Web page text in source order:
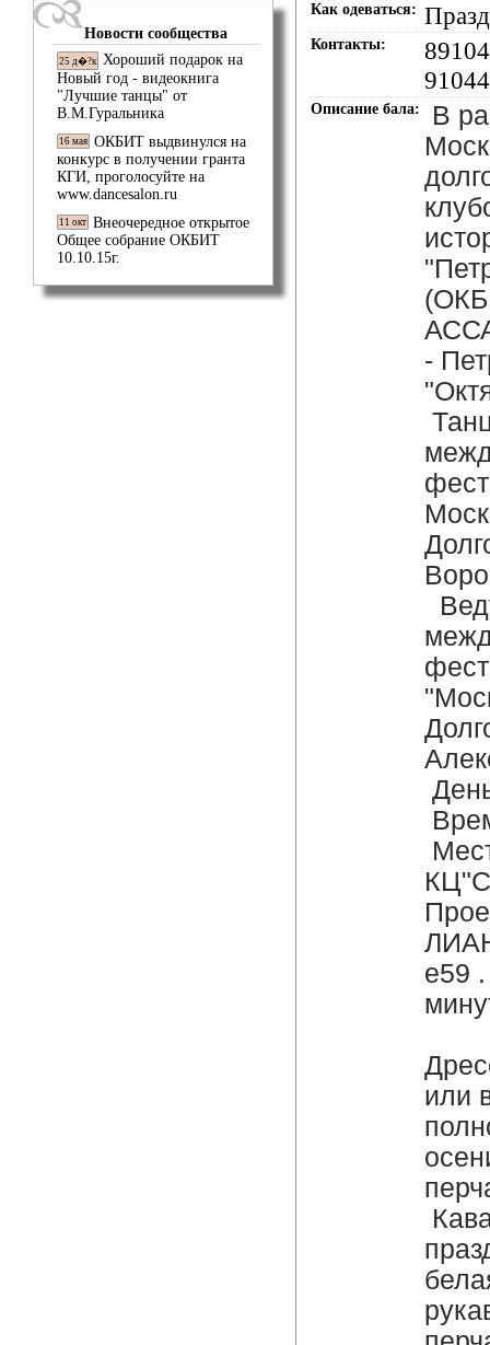
Новости сообщества
25 д�?к Хороший подарок на
Новый год - видеокнига
"Лучшие танцы" от
В.М.Гуральника
16 мая ОКБИТ выдвинулся на
конкурс в получении гранта
КГИ, проголосуйте на
www.dancesalon.ru
11 окт Внеочередное открытое
Общее собрание ОКБИТ
10.10.15г.
Как одеваться:
Контакты:
Описание бала:
В
-
е59
или